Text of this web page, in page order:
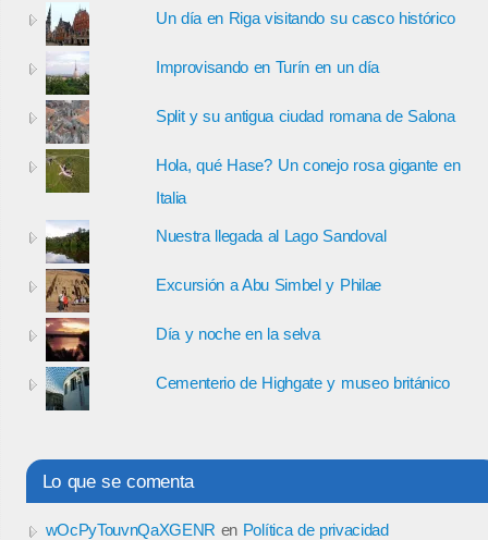
Un día en Riga visitando su casco histórico
Improvisando en Turín en un día
Split y su antigua ciudad romana de Salona
Hola, qué Hase? Un conejo rosa gigante en
Italia
Nuestra llegada al Lago Sandoval
Excursión a Abu Simbel y Philae
Día y noche en la selva
Cementerio de Highgate y museo británico
Lo que se comenta
wOcPyTouvnQaXGENR en Política de privacidad